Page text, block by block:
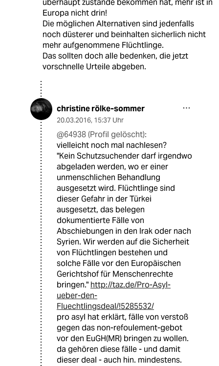
überhaupt zustande bekommen hat, mehr ist in
Europa nicht drin!
Die möglichen Alternativen sind jedenfalls
noch düsterer und beinhalten sicherlich nicht
mehr aufgenommene Flüchtlinge.
Das sollten doch alle bedenken, die jetzt
vorschnelle Urteile abgeben.
christine rölke-sommer
20.03.2016, 15:37 Uhr
@64938 (Profil gelöscht):
vielleicht noch mal nachlesen?
"Kein Schutzsuchender darf irgendwo
abgeladen werden, wo er einer
unmenschlichen Behandlung
ausgesetzt wird. Flüchtlinge sind
dieser Gefahr in der Türkei
ausgesetzt, das belegen
dokumentierte Fälle von
Abschiebungen in den Irak oder nach
Syrien. Wir werden auf die Sicherheit
von Flüchtlingen bestehen und
solche Fälle vor den Europäischen
Gerichtshof für Menschenrechte
bringen." http://taz.de/Pro-Asyl-
ueber-den-
Fluechtlingsdeal/!5285532/
pro asyl hat erklärt, fälle von verstoß
gegen das non-refoulement-gebot
vor den EuGH(MR) bringen zu wollen.
da gehören diese fälle - und damit
dieser deal - auch hin. mindestens.